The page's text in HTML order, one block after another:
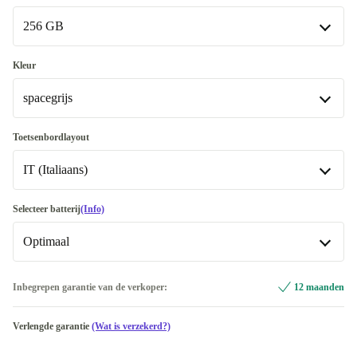
256 GB
256 GB
Beschikbaar in andere configuraties
500 GB
1000 GB
Kleur
spacegrijs
spacegrijs
Beschikbaar in andere configuraties
zilver
Toetsenbordlayout
IT (Italiaans)
DE (Duits)
DK (Deens)
Selecteer batterij(Info)
Optimaal
Beschikbaar in andere configuraties
Inbegrepen garantie van de verkoper: 12 maanden
Verlengde garantie (Wat is verzekerd?)